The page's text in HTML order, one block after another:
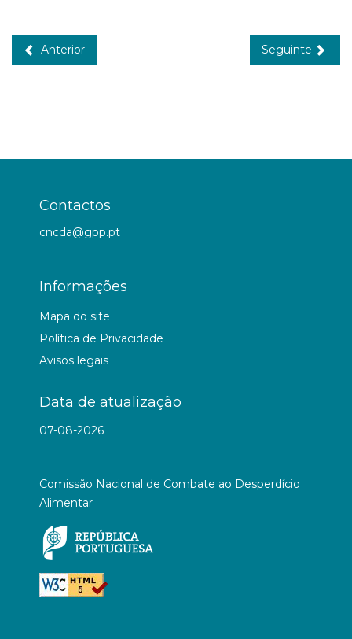
Anterior Seguinte
Contactos
cncda@gpp.pt
Informações
Mapa do site
Política de Privacidade
Avisos legais
Data de atualização
07-08-2026
Comissão Nacional de Combate ao Desperdício
Alimentar